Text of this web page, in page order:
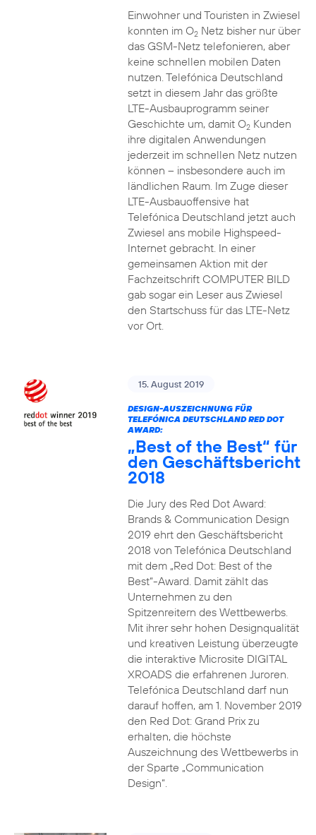
Einwohner und Touristen in Zwiesel
konnten im O2Netz bisher nur über
das GSM-Netz telefonieren, aber
keine schnellen mobilen Daten
nutzen. Telefónica Deutschland
setzt in diesem Jahr das größte
LTE-Ausbauprogramm seiner
Geschichte um, damit O2Kunden
ihre digitalen Anwendungen
jederzeit im schnellen Netz nutzen
können – insbesondere auch im
ländlichen Raum. Im Zuge dieser
LTE-Ausbauoffensive hat
Telefónica Deutschland jetzt auch
Zwiesel ans mobile Highspeed-
Internet gebracht. In einer
gemeinsamen Aktion mit der
Fachzeitschrift COMPUTER BILD
gab sogar ein Leser aus Zwiesel
den Startschuss für das LTE-Netz
vor Ort.
15. August 2019
DESIGN-AUSZEICHNUNG FÜR
TELEFÓNICA DEUTSCHLAND RED DOT
AWARD:
„Best of the Best“ für
den Geschäftsbericht
2018
Die Jury des Red Dot Award:
Brands & Communication Design
2019 ehrt den Geschäftsbericht
2018 von Telefónica Deutschland
mit dem „Red Dot: Best of the
Best“-Award. Damit zählt das
Unternehmen zu den
Spitzenreitern des Wettbewerbs.
Mit ihrer sehr hohen Designqualität
und kreativen Leistung überzeugte
die interaktive Microsite DIGITAL
XROADS die erfahrenen Juroren.
Telefónica Deutschland darf nun
darauf hoffen, am 1. November 2019
den Red Dot: Grand Prix zu
erhalten, die höchste
Auszeichnung des Wettbewerbs in
der Sparte „Communication
Design“.